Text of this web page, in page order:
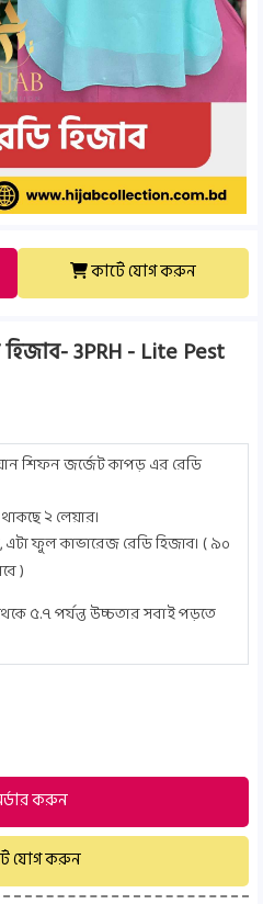
কার্টে যোগ করুন
3PRH - Lite Pest
শিফন জর্জেট কাপড় এর রেডি
২ লেয়ার।
ফুল কাভারেজ রেডি হিজাব। ( ৯০
)
৫.৭ পর্যন্ত উচ্চতার সবাই পড়তে
করুন
যোগ করুন